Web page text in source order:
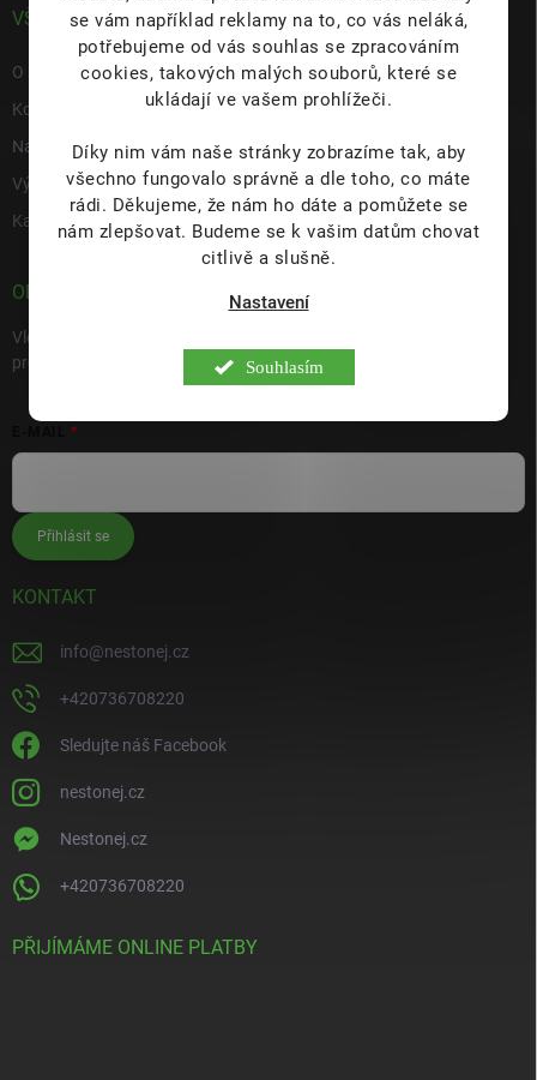
se vám například reklamy na to, co vás neláká,
potřebujeme od vás souhlas se zpracováním
cookies, takových malých souborů, které se
ukládají ve vašem prohlížeči.
Díky nim vám naše stránky zobrazíme tak, aby
všechno fungovalo správně a dle toho, co máte
rádi. Děkujeme, že nám ho dáte a pomůžete se
nám zlepšovat. Budeme se k vašim datům chovat
citlivě a slušně.
Nastavení
Souhlasím
VŠE O NÁS
O nás
Kontakty
Napište nám
Výdejní místo s prodejnou Hulín
Kariéra
ODEBÍRAT NEWSLETTER
Vložte svůj e-mail a my vám budeme zasílat informace o nových
produktech na našem e-shopu.
Přihlásit se
KONTAKT
info@nestonej.cz
+420736708220
Sledujte náš Facebook
nestonej.cz
Nestonej.cz
+420736708220
PŘIJÍMÁME ONLINE PLATBY